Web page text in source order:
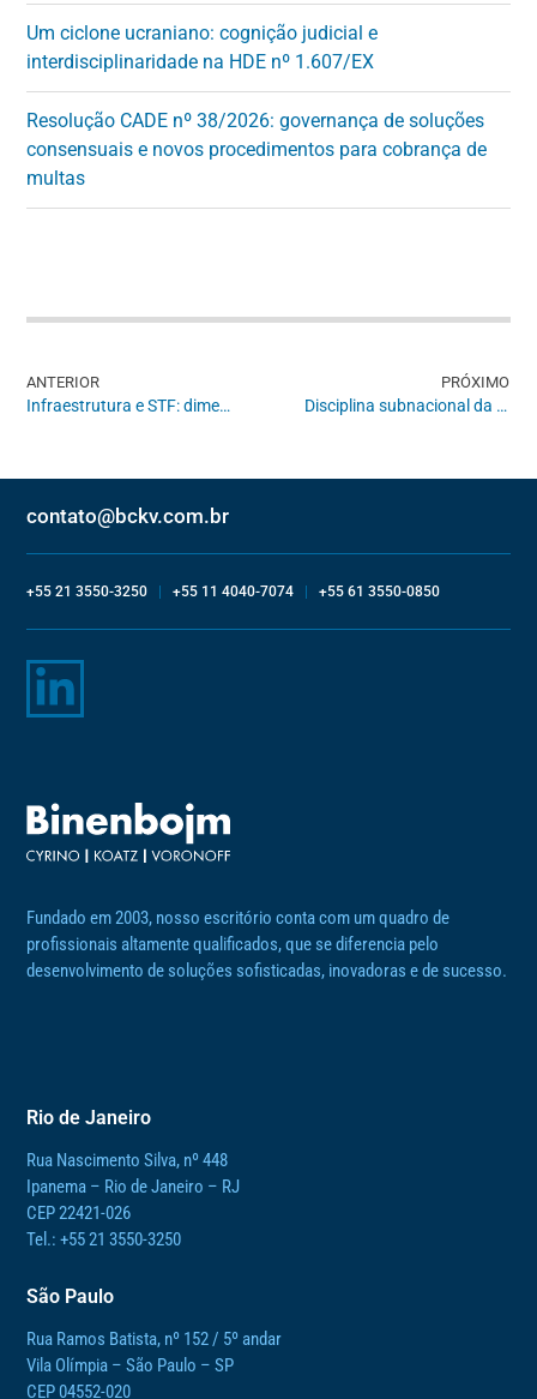
Um ciclone ucraniano: cognição judicial e
interdisciplinaridade na HDE nº 1.607/EX
Resolução CADE nº 38/2026: governança de soluções
consensuais e novos procedimentos para cobrança de
multas
ANTERIOR
Infraestrutura e STF: dimensões do controle (frequente) exercido pela Corte Constitucional em matéria de concessões de serviços públicos
PRÓXIMO
Disciplina subnacional da Inteligência Artificial: As iniciativas estaduais e municipais diante do vácuo deixado pelo Congresso Nacional
contato@bckv.com.br
+55 21 3550-3250 +55 11 4040-7074 +55 61 3550-0850
Fundado em 2003, nosso escritório conta com um quadro de
profissionais altamente qualificados, que se diferencia pelo
desenvolvimento de soluções sofisticadas, inovadoras e de sucesso.
Rio de Janeiro
Rua Nascimento Silva, nº 448
Ipanema – Rio de Janeiro – RJ
CEP 22421-026
Tel.: +55 21 3550-3250
São Paulo
Rua Ramos Batista, nº 152 / 5º andar
Vila Olímpia – São Paulo – SP
CEP 04552-020